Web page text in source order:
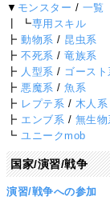
▼ モンスター / 一覧
┃ ┗専用スキル
┣動物系 / 昆虫系
┣不死系 /竜族系
┣ 人型系 / ゴースト
┣ 悪魔系 /魚系
┣ レプテ系 / 木人系
┣ エンブ系 / 無生物
┗ ユニークmob
国家/演習/戦争
演習/戦争への参加